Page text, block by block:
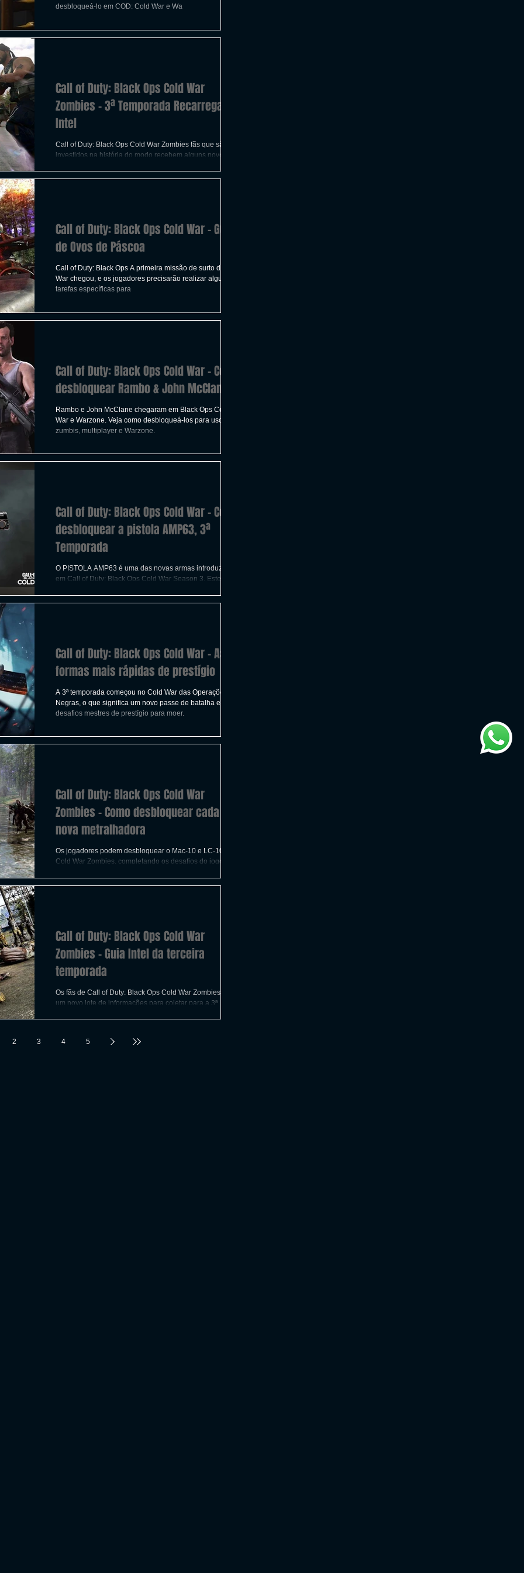
CONSTRUÇÃO
FILMES
desbloqueá-lo em COD: Cold War e Wa
Call of Duty: Black Ops Cold War
Zombies - 3ª Temporada Recarregado
Intel
Call of Duty: Black Ops Cold War Zombies fãs que são
investidos na história do modo recebem alguns novos
Call of Duty: Black Ops Cold War - Guia
de Ovos de Páscoa
Call of Duty: Black Ops A primeira missão de surto do Cold
War chegou, e os jogadores precisarão realizar algumas
tarefas específicas para
Call of Duty: Black Ops Cold War - Como
desbloquear Rambo & John McClane
Rambo e John McClane chegaram em Black Ops Cold
War e Warzone. Veja como desbloqueá-los para uso em
zumbis, multiplayer e Warzone.
Call of Duty: Black Ops Cold War - Como
desbloquear a pistola AMP63, 3ª
Temporada
O PISTOLA AMP63 é uma das novas armas introduzidas
em Call of Duty: Black Ops Cold War Season 3. Este guia
Call of Duty: Black Ops Cold War - As
formas mais rápidas de prestígio
A 3ª temporada começou no Cold War das Operações
Negras, o que significa um novo passe de batalha e
desafios mestres de prestígio para moer.
Call of Duty: Black Ops Cold War
Zombies - Como desbloquear cada
nova metralhadora
Os jogadores podem desbloquear o Mac-10 e LC-10 no
Cold War Zombies, completando os desafios do jogo no
Call of Duty: Black Ops Cold War
Zombies - Guia Intel da terceira
temporada
Os fãs de Call of Duty: Black Ops Cold War Zombies têm
um novo lote de informações para coletar para a 3ª
2 3 4 5